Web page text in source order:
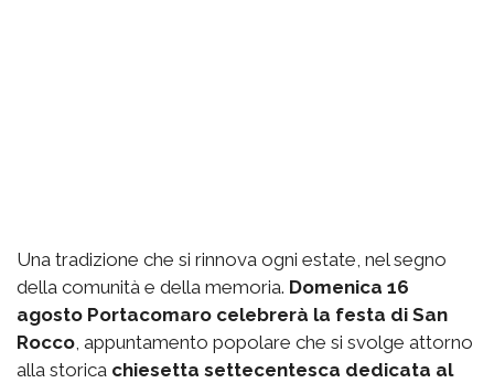
Una tradizione che si rinnova ogni estate, nel segno
della comunità e della memoria. Domenica 16
agosto Portacomaro celebrerà la festa di San
Rocco, appuntamento popolare che si svolge attorno
alla storica chiesetta settecentesca dedicata al